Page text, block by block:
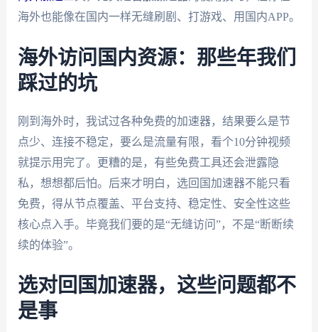
海外也能像在国内一样无缝刷剧、打游戏、用国内APP。
海外访问国内资源：那些年我们
踩过的坑
刚到海外时，我试过各种免费的加速器，结果要么是节
点少、连接不稳定，要么是流量有限，看个10分钟视频
就提示用完了。更糟的是，有些免费工具还会泄露隐
私，想想都后怕。后来才明白，选回国加速器不能只看
免费，得从节点覆盖、平台支持、稳定性、安全性这些
核心点入手。毕竟我们要的是“无缝访问”，不是“断断续
续的体验”。
选对回国加速器，这些问题都不
是事